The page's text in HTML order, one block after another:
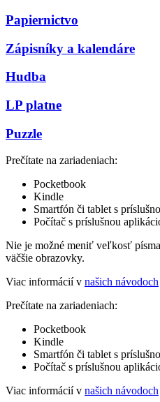
Papiernictvo
Zápisníky a kalendáre
Hudba
LP platne
Puzzle
Prečítate na zariadeniach:
Pocketbook
Kindle
Smartfón či tablet s
Počítač s príslušnou
Nie je možné meniť veľkosť
väčšie obrazovky.
Viac informácií v našich návodoch
Prečítate na zariadeniach:
Pocketbook
Kindle
Smartfón či tablet s
Počítač s príslušnou
Viac informácií v našich návodoch